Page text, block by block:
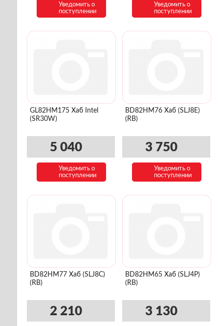
Уведомить о
поступлении
Уведомить о
поступлении
GL82HM175 Хаб Intel
(SR30W)
5 040
Уведомить о
поступлении
BD82HM76 Хаб (SLJ8E)
(RB)
3 750
Уведомить о
поступлении
BD82HM77 Хаб (SLJ8C)
(RB)
2 210
BD82HM65 Хаб (SLJ4P)
(RB)
3 130